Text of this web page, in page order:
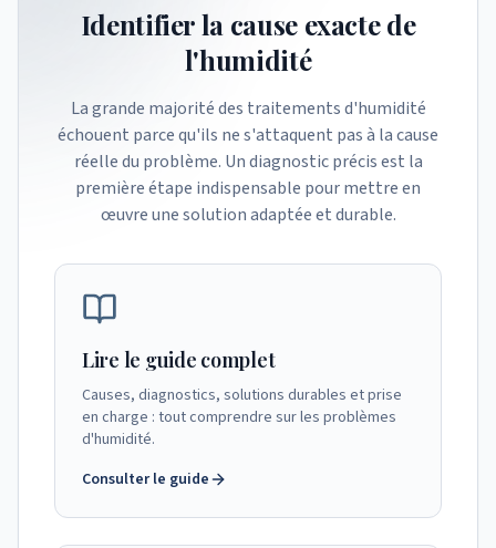
Identifier la cause exacte de
l'humidité
La grande majorité des traitements d'humidité
échouent parce qu'ils ne s'attaquent pas à la cause
réelle du problème. Un diagnostic précis est la
première étape indispensable pour mettre en
œuvre une solution adaptée et durable.
Lire le guide complet
Causes, diagnostics, solutions durables et prise
en charge : tout comprendre sur les problèmes
d'humidité.
Consulter le guide